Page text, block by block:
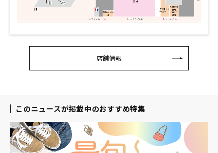
店舗情報
このニュースが掲載中のおすすめ特集